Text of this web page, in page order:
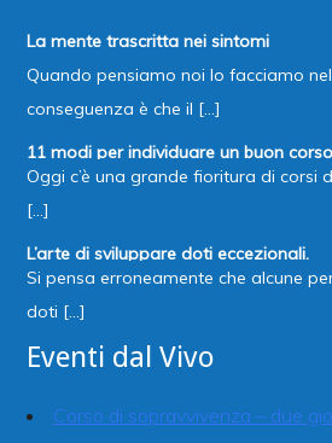
La mente trascritta nei sintomi
Quando pensiamo noi lo facciamo
conseguenza è che il [...]
11 modi per individuare un buon
Oggi c’è una grande fioritura di corsi
[...]
L’arte di sviluppare doti eccezionali.
Si pensa erroneamente che alcune
doti [...]
Eventi dal Vivo
Corso di sopravvivenza – due